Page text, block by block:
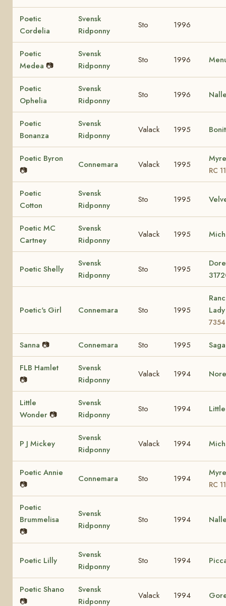
Poetic
Cordelia
Svensk
Ridponny
Sto 1996
Poetic
Medea 📷
Svensk
Ridponny
Sto 1996
Poetic
Ophelia
Svensk
Ridponny
Sto 1996
Poetic
Bonanza
Svensk
Ridponny
Valack 1995
Poetic Byron
📷
Connemara Valack 1995
RC
Poetic
Cotton
Svensk
Ridponny
Sto 1995
Poetic MC
Cartney
Svensk
Ridponny
Valack 1995
Poetic Shelly
Svensk
Ridponny
Sto 1995
Poetic's Girl Connemara Sto 1995
7354
Sanna 📷 Connemara Sto 1995
FLB Hamlet
📷
Svensk
Ridponny
Valack 1994
Little
Wonder 📷
Svensk
Ridponny
Sto 1994
P J Mickey
Svensk
Ridponny
Valack 1994
Poetic Annie
📷
Connemara Sto 1994
RC
Poetic
Brummelisa
📷
Svensk
Ridponny
Sto 1994
Poetic Lilly
Svensk
Ridponny
Sto 1994
Poetic Shano
📷
Svensk
Ridponny
Valack 1994